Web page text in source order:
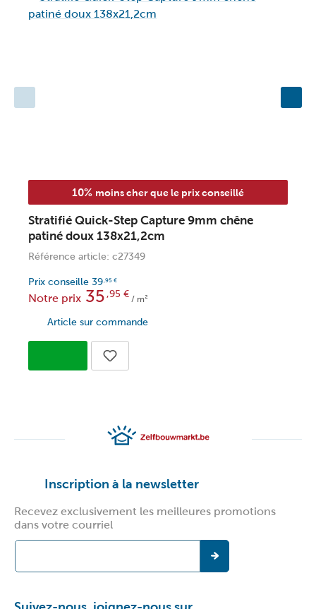
10% moins cher que le prix conseillé
Stratifié Quick-Step Capture 9mm chêne
patiné doux 138x21,2cm
Référence article: c27349
Prix conseille 39 ,95 €
Notre prix 35 ,95€
/ m²
Article sur commande
Inscription à la newsletter
Recevez exclusivement les meilleures promotions
dans votre courriel